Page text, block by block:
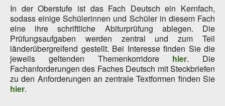
In der Oberstufe ist das Fach Deutsch ein Kernfach,
sodass einige Schülerinnen und Schüler in diesem Fach
eine ihre schriftliche Abiturprüfung ablegen. Die
Prüfungsaufgaben werden zentral und zum Teil
länderübergreifend gestellt. Bei Interesse finden Sie die
jeweils geltenden Themenkorridore hier. Die
Fachanforderungen des Faches Deutsch mit Steckbriefen
zu den Anforderungen an zentrale Textformen finden Sie
hier.